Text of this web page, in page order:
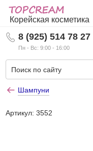
Корейская косметика
8 (925) 514 78 27
Пн - Вс: 9:00 - 16:00
Шампуни
Артикул:3552